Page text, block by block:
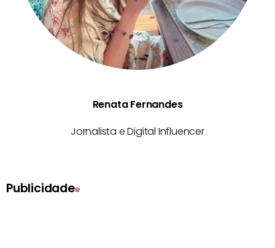
Renata Fernandes
Jornalista e Digital Influencer
Publicidade